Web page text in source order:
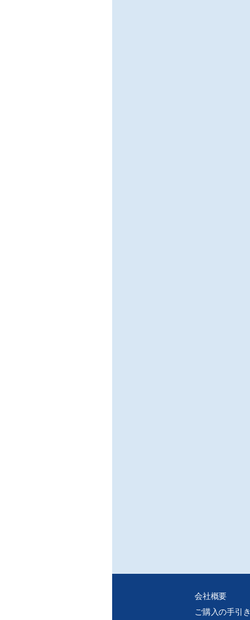
会社概要
ご購入の手引き